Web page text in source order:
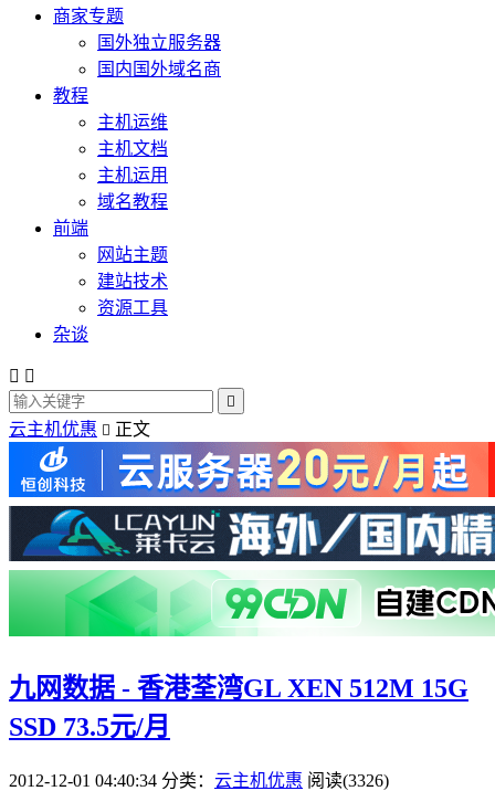
商家专题
国外独立服务器
国内国外域名商
教程
主机运维
主机文档
主机运用
域名教程
前端
网站主题
建站技术
资源工具
杂谈
 

云主机优惠  正文
九网数据 - 香港荃湾GL XEN 512M 15G
SSD 73.5元/月
2012-12-01 04:40:34 分类： 云主机优惠 阅读(3326)